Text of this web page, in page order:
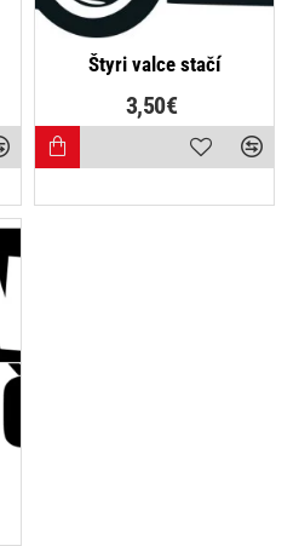
NAJPREDÁVANEJŠIE
Štyri valce stačí
3,50€